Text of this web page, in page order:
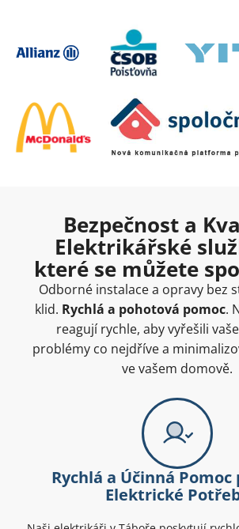
Bezpečnost a
Elektrikářské
které se můžete
Odborné instalace a opravy bez
klid. Rychlá a pohotová pomoc.
reagují rychle, aby vyřešili
problémy co nejdříve a
ve vašem domově.
Rychlá a Účinná Pomoc
Elektrické